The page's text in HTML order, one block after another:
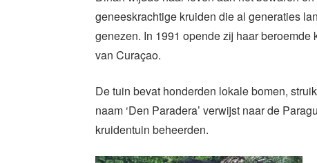
geneeskrachtige kruiden die al generaties
genezen. In 1991 opende zij haar beroemde
van Curaçao.
De tuin bevat honderden lokale bomen,
naam ‘Den Paradera’ verwijst naar de
kruidentuin beheerden.